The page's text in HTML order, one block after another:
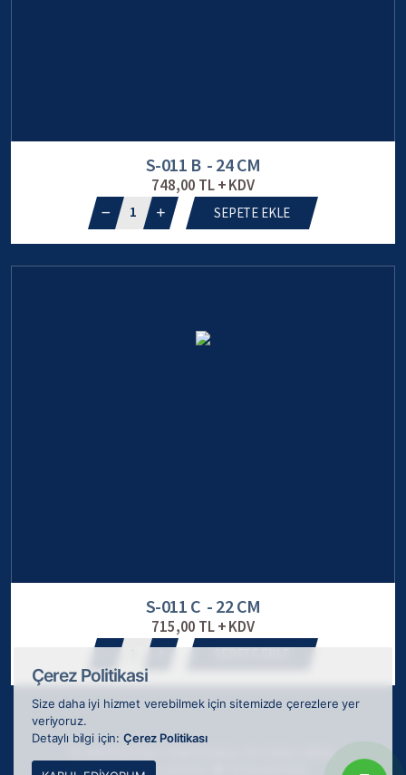
S-011 B - 24 CM
748,00 TL + KDV
1 SEPETE EKLE
S-011 C - 22 CM
715,00 TL + KDV
Webkokteyli tarafından
Çerez Politikasi
Size daha iyi hizmet verebilmek için sitemizde çerezlere yer
veriyoruz.
Detaylı bilgi için: Çerez Politikası